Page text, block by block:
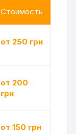
Стоимость
от 250 грн
от 200
грн
от 150 грн